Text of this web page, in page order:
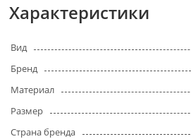
Характеристики
Вид
Бренд
Материал
Размер
Страна бренда